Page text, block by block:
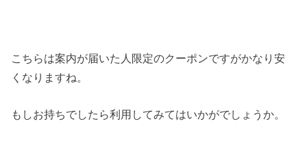
こちらは案内が届いた人限定のクーポンですがかなり安
くなりますね。
もしお持ちでしたら利用してみてはいかがでしょうか。